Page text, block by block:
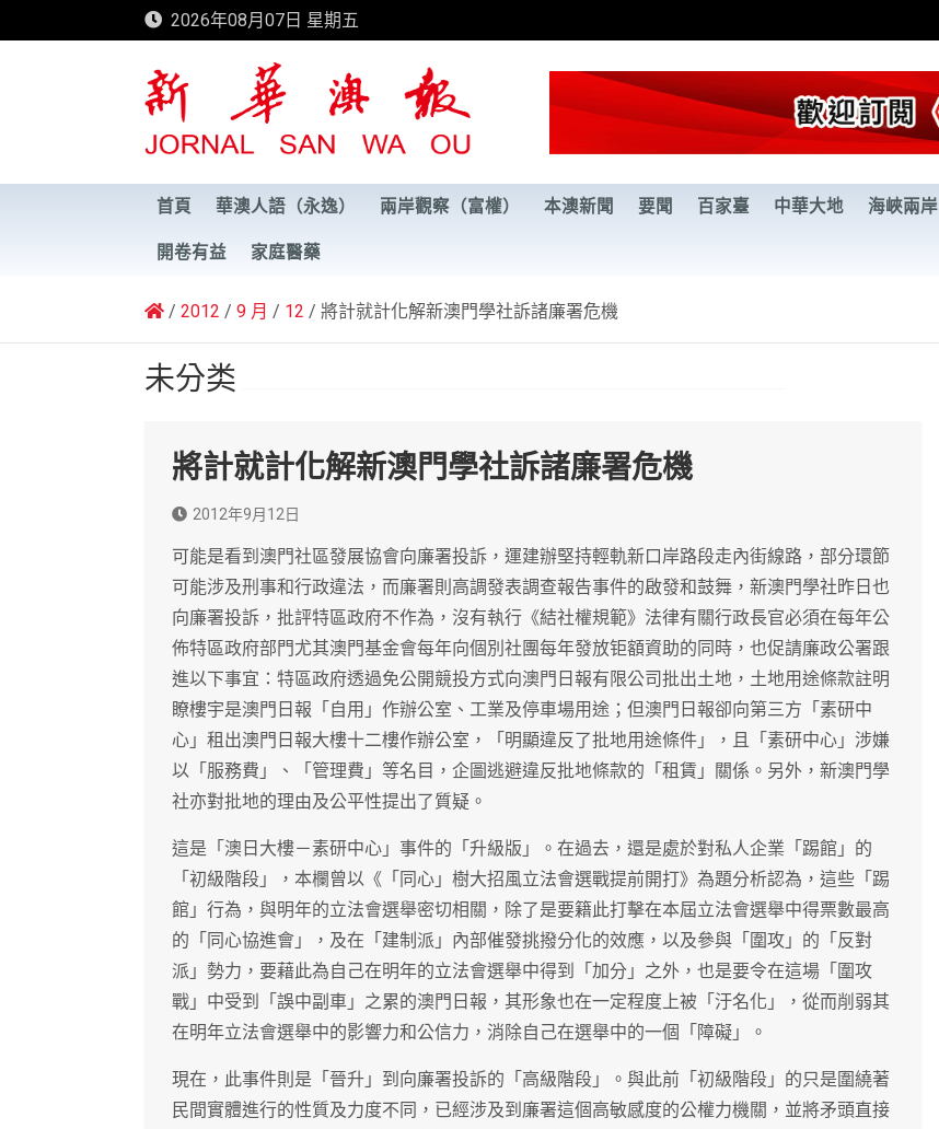
to
2026年08月07日 星期五
新華澳報
首頁 華澳人語（永逸） 兩岸觀察（富權） 本澳新聞 要聞 百家臺 中華大地 海峽兩岸
開卷有益 家庭醫藥
2012 9 月 12 將計就計化解新澳門學社訴諸廉署危機
未分类
將計就計化解新澳門學社訴諸廉署危機
2012年9月12日
可能是看到澳門社區發展協會向廉署投訴，運建辦堅持輕軌新口岸路段走內街線路，部分環節
可能涉及刑事和行政違法，而廉署則高調發表調查報告事件的啟發和鼓舞，新澳門學社昨日也
向廉署投訴，批評特區政府不作為，沒有執行《結社權規範》法律有關行政長官必須在每年公
佈特區政府部門尤其澳門基金會每年向個別社團每年發放钜額資助的同時，也促請廉政公署跟
進以下事宜：特區政府透過免公開競投方式向澳門日報有限公司批出土地，土地用途條款註明
瞭樓宇是澳門日報「自用」作辦公室、工業及停車場用途；但澳門日報卻向第三方「素研中
心」租出澳門日報大樓十二樓作辦公室，「明顯違反了批地用途條件」，且「素研中心」涉嫌
以「服務費」、「管理費」等名目，企圖逃避違反批地條款的「租賃」關係。另外，新澳門學
社亦對批地的理由及公平性提出了質疑。
這是「澳日大樓－素研中心」事件的「升級版」。在過去，還是處於對私人企業「踢館」的
「初級階段」，本欄曾以《「同心」樹大招風立法會選戰提前開打》為題分析認為，這些「踢
館」行為，與明年的立法會選舉密切相關，除了是要籍此打擊在本屆立法會選舉中得票數最高
的「同心協進會」，及在「建制派」內部催發挑撥分化的效應，以及參與「圍攻」的「反對
派」勢力，要藉此為自己在明年的立法會選舉中得到「加分」之外，也是要令在這場「圍攻
戰」中受到「誤中副車」之累的澳門日報，其形象也在一定程度上被「汙名化」，從而削弱其
在明年立法會選舉中的影響力和公信力，消除自己在選舉中的一個「障礙」。
現在，此事件則是「晉升」到向廉署投訴的「高級階段」。與此前「初級階段」的只是圍繞著
民間實體進行的性質及力度不同，已經涉及到廉署這個高敏感度的公權力機關，並將矛頭直接